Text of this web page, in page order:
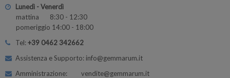
Lunedì - Venerdì
mattina 8:30 - 12:30
pomeriggio 14:00 - 18:00
Tel:+39 0462 342662
Assistenza e Supporto: info@gemmarum.it
Amministrazione: vendite@gemmarum.it